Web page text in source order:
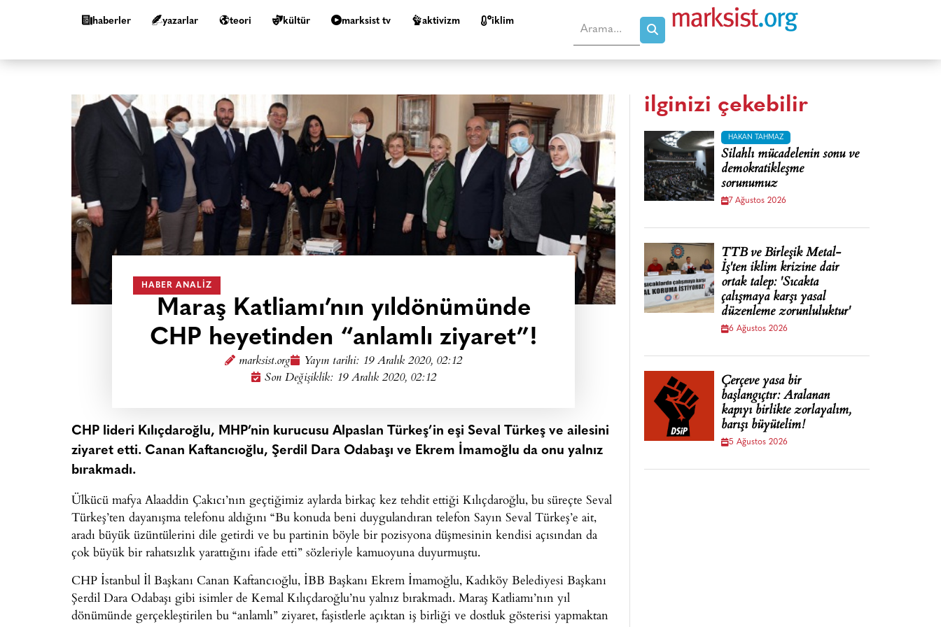
haberler yazarlar teori kültür marksist tv aktivizm i̇klim
HABER ANALIZ
Maraş Katliamı’nın yıldönümünde
CHP heyetinden “anlamlı ziyaret”!
marksist.org Yayın tarihi: 19 Aralık 2020, 02:12
Son Değişiklik: 19 Aralık 2020, 02:12
CHP lideri Kılıçdaroğlu, MHP’nin kurucusu Alpaslan Türkeş’in eşi Seval Türkeş ve ailesini
ziyaret etti. Canan Kaftancıoğlu, Şerdil Dara Odabaşı ve Ekrem İmamoğlu da onu yalnız
bırakmadı.
Ülkücü mafya Alaaddin Çakıcı’nın geçtiğimiz aylarda birkaç kez tehdit ettiği Kılıçdaroğlu, bu süreçte Seval
Türkeş’ten dayanışma telefonu aldığını “Bu konuda beni duygulandıran telefon Sayın Seval Türkeş’e ait,
aradı büyük üzüntülerini dile getirdi ve bu partinin böyle bir pozisyona düşmesinin kendisi açısından da
çok büyük bir rahatsızlık yarattığını ifade etti” sözleriyle kamuoyuna duyurmuştu.
CHP İstanbul İl Başkanı Canan Kaftancıoğlu, İBB Başkanı Ekrem İmamoğlu, Kadıköy Belediyesi Başkanı
Şerdil Dara Odabaşı gibi isimler de Kemal Kılıçdaroğlu’nu yalnız bırakmadı. Maraş Katliamı’nın yıl
dönümünde gerçekleştirilen bu “anlamlı” ziyaret, faşistlerle açıktan iş birliği ve dostluk gösterisi yapmaktan
ilginizi çekebilir
HAKAN TAHMAZ
Silahlı mücadelenin sonu ve
demokratikleşme
sorunumuz
7 Ağustos 2026
TTB ve Birleşik Metal-
İş'ten iklim krizine dair
ortak talep: 'Sıcakta
çalışmaya karşı yasal
düzenleme zorunluluktur'
6 Ağustos 2026
Çerçeve yasa bir
başlangıçtır: Aralanan
kapıyı birlikte zorlayalım,
barışı büyütelim!
5 Ağustos 2026